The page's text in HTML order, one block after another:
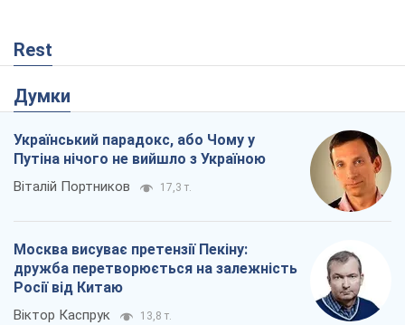
Rest
Думки
Український парадокс, або Чому у
Путіна нічого не вийшло з Україною
Віталій Портников 17,3 т.
Москва висуває претензії Пекіну:
дружба перетворюється на залежність
Росії від Китаю
Віктор Каспрук 13,8 т.